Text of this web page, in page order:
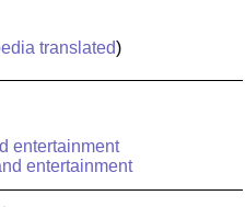
translated)
entertainment
entertainment